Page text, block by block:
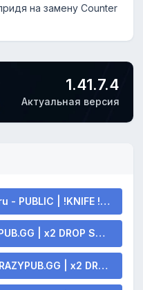
на замену Counter
1.41.7.4
Актуальная версия
| !KNIFE !SKINS
| x2 DROP SKINS
| x2 DROP SKINS